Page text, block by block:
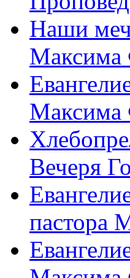
Наши
Максима
Максима
Вечеря
пастора